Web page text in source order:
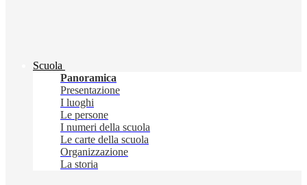
Scuola
Panoramica
Presentazione
I luoghi
Le persone
I numeri della scuola
Le carte della scuola
Organizzazione
La storia